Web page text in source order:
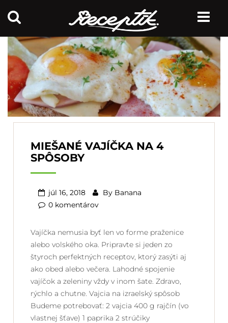
MIEŠANÉ VAJÍČKA NA 4
SPÔSOBY
júl 16, 2018 By Banana
0 komentárov
Vajíčka nemusia byť len vo forme praženice
alebo volského oka. Pripravte si jeden zo
štyroch perfektných receptov, ktorý zasýti aj
ako obed alebo večera. Lahodné spojenie
vajíčok a zeleniny vždy v inom šate. Zdravo,
rýchlo a chutne. Vajcia na izraelský spôsob
Budeme potrebovať: 2 vajcia 400 g rajčín (vo
vlastnej šťave) 1 paprika 2 strúčiky